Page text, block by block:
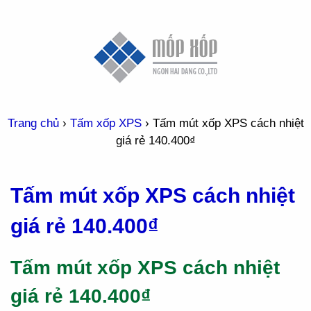
Trang chủ› Tấm xốp XPS› Tấm mút xốp XPS cách nhiệt
giá rẻ 140.400₫
Tấm mút xốp XPS cách nhiệt
giá rẻ 140.400₫
Tấm mút xốp XPS cách nhiệt
giá rẻ 140.400₫